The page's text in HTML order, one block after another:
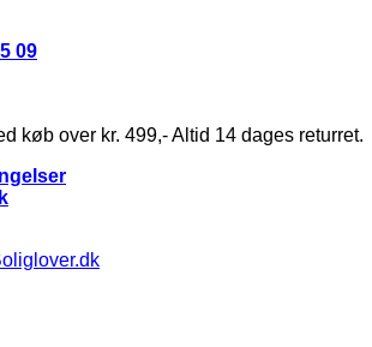
09
køb over kr. 499,- Altid 14 dages returret.